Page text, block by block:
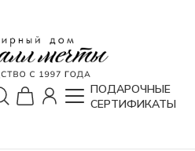
ПОДАРОЧНЫЕ
СЕРТИФИКАТЫ